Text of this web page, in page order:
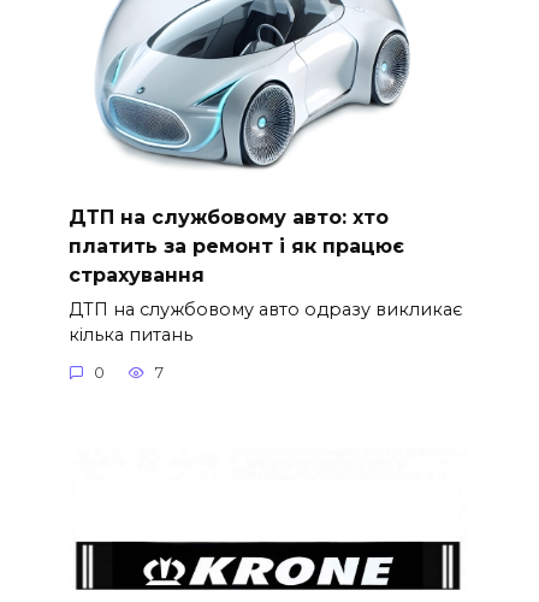
ДТП на службовому авто: хто
платить за ремонт і як працює
страхування
ДТП на службовому авто одразу викликає
кілька питань
0 7